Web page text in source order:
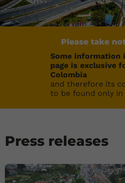
Please take
Some information
page is exclusive
Colombia
and therefore its
to be found only in
Press releases